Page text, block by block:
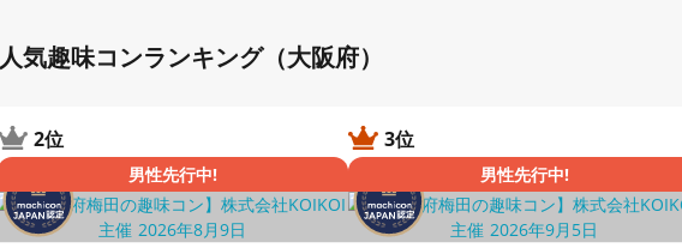
人気趣味コンランキング（大阪府）
2位
男性先行中!
3位
男性先行中!